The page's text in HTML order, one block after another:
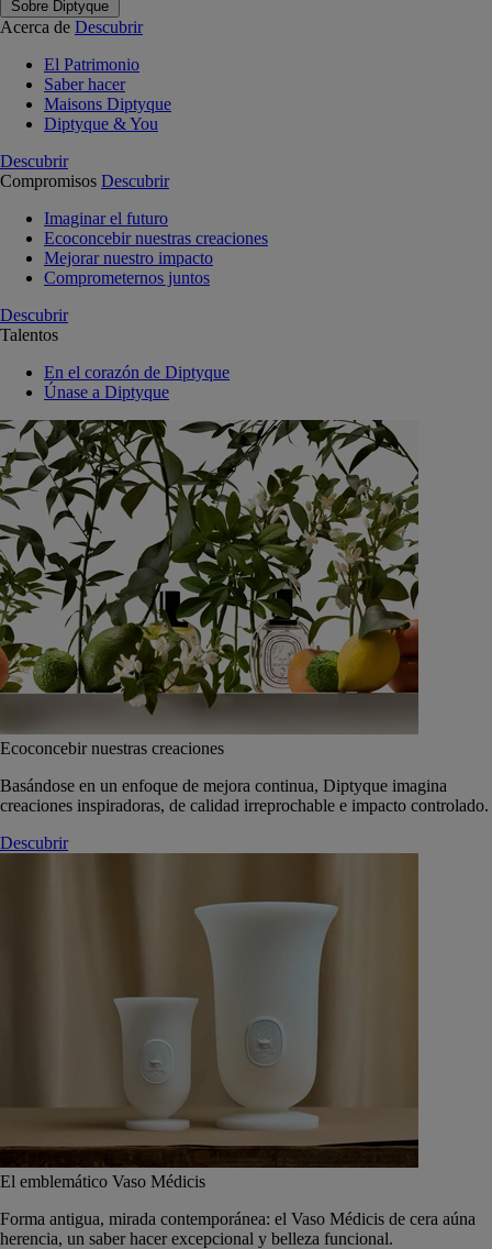
Sobre Diptyque
Acerca de Descubrir
El Patrimonio
Saber hacer
Maisons Diptyque
Diptyque & You
Descubrir
Compromisos Descubrir
Imaginar el futuro
Ecoconcebir nuestras creaciones
Mejorar nuestro impacto
Comprometernos juntos
Descubrir
Talentos
En el corazón de Diptyque
Únase a Diptyque
Ecoconcebir nuestras creaciones
Basándose en un enfoque de mejora continua, Diptyque imagina
creaciones inspiradoras, de calidad irreprochable e impacto controlado.
Descubrir
El emblemático Vaso Médicis
Forma antigua, mirada contemporánea: el Vaso Médicis de cera aúna
herencia, un saber hacer excepcional y belleza funcional.